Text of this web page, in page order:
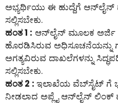
ಅಭ್ಯರ್ಥಿಯು ಈ ಹುದ್ದೆಗೆ ಆನ್‌ಲೈನ್‌
ಸಲ್ಲಿಸಬೇಕು.
ಹಂತ 1 : ಆನ್‌ಲೈನ್‌ ಮೂಲಕ ಅರ್ಜಿ
ಹೊರಡಿಸಿರುವ ಅಧಿಸೂಚನೆಯನ್ನು
ಅಗತ್ಯವಿರುವ ದಾಖಲೆಗಳನ್ನು
ಸಲ್ಲಿಸಬೇಕು.
ಹಂತ 2 : ಇಲಾಖೆಯ ವೆಬ್‌ಸೈಟ್ ಗೆ
ನೀಡಲಾದ ಅಪ್ಲೈ ಆನ್‌ಲೈನ್‌ ಲಿಂಕ್